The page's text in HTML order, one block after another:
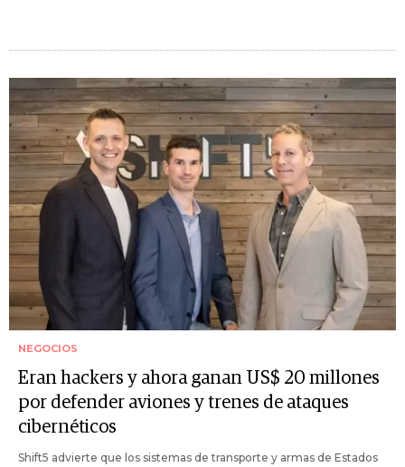
NEGOCIOS
Eran hackers y ahora ganan US$ 20 millones
por defender aviones y trenes de ataques
cibernéticos
Shift5 advierte que los sistemas de transporte y armas de Estados